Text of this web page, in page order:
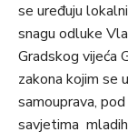
se uređuju
snagu odluke
Gradskog vijeća
zakona kojim se
samouprava,
savjetima